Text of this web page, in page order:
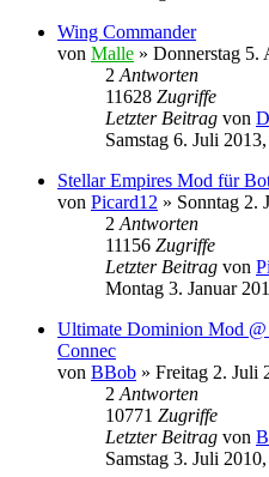
Wing Commander
von Malle » Donnerstag 5.
2 Antworten
11628 Zugriffe
Letzter Beitrag von
Samstag 6. Juli
Stellar Empires Mod für
von Picard12 » Sonntag 2.
2 Antworten
11156 Zugriffe
Letzter Beitrag von
Montag 3. Januar
Ultimate Dominion Mod
Connec
von BBob » Freitag 2. Juli
2 Antworten
10771 Zugriffe
Letzter Beitrag von
Samstag 3. Juli